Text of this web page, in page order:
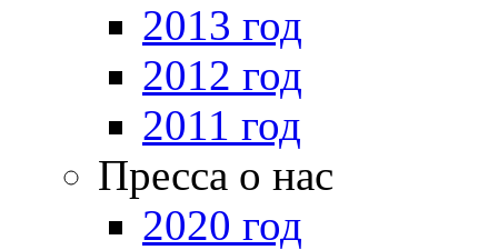
2013 год
2012 год
2011 год
Пресса о нас
2020 год